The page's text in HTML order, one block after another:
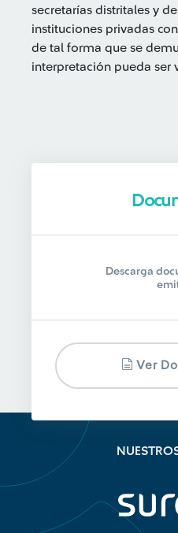
secretarías distritales y
instituciones privadas
de tal forma que se
interpretación pueda ser
Descarga
Ver